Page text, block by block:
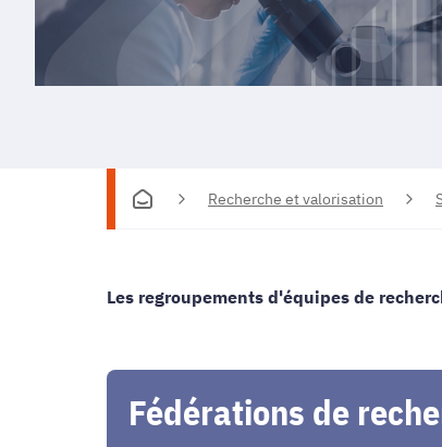
Recherche et valorisation
Les regroupements d'équipes de
Fédérations de